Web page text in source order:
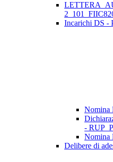
Incarichi DS -
Nomina
-
Nomina
Delibere di